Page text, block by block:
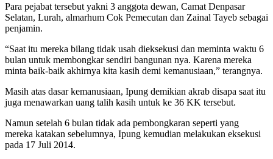
Para pejabat tersebut yakni 3 anggota dewan, Camat Denpasar
Selatan, Lurah, almarhum Cok Pemecutan dan Zainal Tayeb sebagai
penjamin.
“Saat itu mereka bilang tidak usah dieksekusi dan meminta waktu 6
bulan untuk membongkar sendiri bangunan nya. Karena mereka
minta baik-baik akhirnya kita kasih demi kemanusiaan,” terangnya.
Masih atas dasar kemanusiaan, Ipung demikian akrab disapa saat itu
juga menawarkan uang talih kasih untuk ke 36 KK tersebut.
Namun setelah 6 bulan tidak ada pembongkaran seperti yang
mereka katakan sebelumnya, Ipung kemudian melakukan eksekusi
pada 17 Juli 2014.